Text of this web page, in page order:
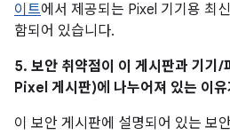
이트에서 제공되는 Pixel 기기용 최
함되어 있습니다.
5. 보안 취약점이 이 게시판과 기기/
Pixel 게시판)에 나누어져 있는 이
이 보안 게시판에 설명되어 있는 보